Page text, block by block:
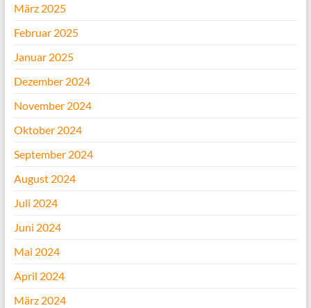
März 2025
Februar 2025
Januar 2025
Dezember 2024
November 2024
Oktober 2024
September 2024
August 2024
Juli 2024
Juni 2024
Mai 2024
April 2024
März 2024